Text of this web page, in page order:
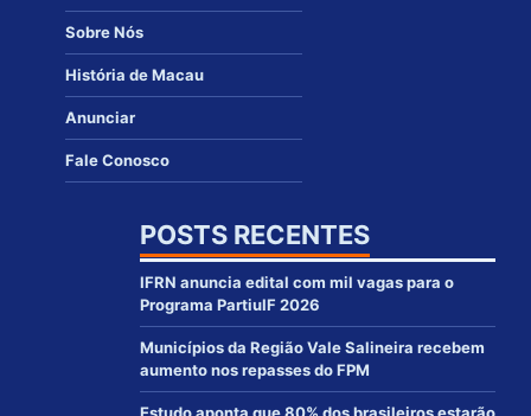
Sobre Nós
História de Macau
Anunciar
Fale Conosco
POSTS RECENTES
IFRN anuncia edital com mil vagas para o
Programa PartiuIF 2026
Municípios da Região Vale Salineira recebem
aumento nos repasses do FPM